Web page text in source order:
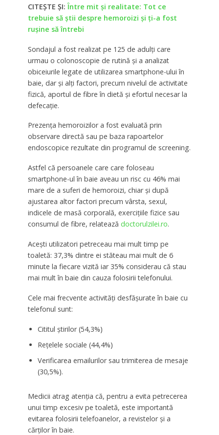
CITEȘTE ȘI:Între mit şi realitate: Tot ce
trebuie să ştii despre hemoroizi şi ţi-a fost
ruşine să întrebi
Sondajul a fost realizat pe 125 de adulți care
urmau o colonoscopie de rutină și a analizat
obiceiurile legate de utilizarea smartphone-ului în
baie, dar și alți factori, precum nivelul de activitate
fizică, aportul de fibre în dietă și efortul necesar la
defecație.
Prezența hemoroizilor a fost evaluată prin
observare directă sau pe baza rapoartelor
endoscopice rezultate din programul de screening.
Astfel că persoanele care care foloseau
smartphone-ul în baie aveau un risc cu 46% mai
mare de a suferi de hemoroizi, chiar și după
ajustarea altor factori precum vârsta, sexul,
indicele de masă corporală, exercițiile fizice sau
consumul de fibre, relatează doctorulzilei.ro.
Acești utilizatori petreceau mai mult timp pe
toaletă: 37,3% dintre ei stăteau mai mult de 6
minute la fiecare vizită iar 35% considerau că stau
mai mult în baie din cauza folosirii telefonului.
Cele mai frecvente activități desfășurate în baie cu
telefonul sunt:
Cititul știrilor (54,3%)
Rețelele sociale (44,4%)
Verificarea emailurilor sau trimiterea de mesaje
(30,5%).
Medicii atrag atenţia că, pentru a evita petrecerea
unui timp excesiv pe toaletă, este importantă
evitarea folosirii telefoanelor, a revistelor și a
cărților în baie.